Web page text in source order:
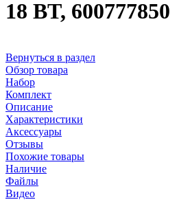
18 BT, 600777850
Вернуться в раздел
Обзор товара
Набор
Комплект
Описание
Характеристики
Аксессуары
Отзывы
Похожие товары
Наличие
Файлы
Видео